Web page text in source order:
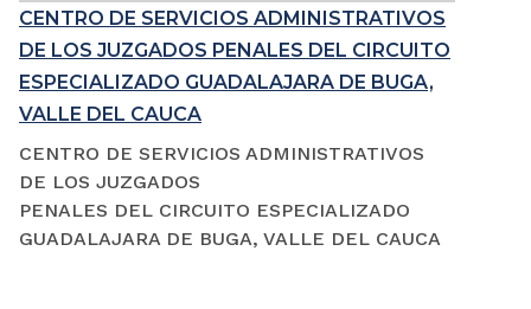
CENTRO DE SERVICIOS ADMINISTRATIVOS
DE LOS JUZGADOS PENALES DEL CIRCUITO
ESPECIALIZADO GUADALAJARA DE BUGA,
VALLE DEL CAUCA
CENTRO DE SERVICIOS ADMINISTRATIVOS
DE LOS JUZGADOS
PENALES DEL CIRCUITO ESPECIALIZADO
GUADALAJARA DE BUGA, VALLE DEL CAUCA